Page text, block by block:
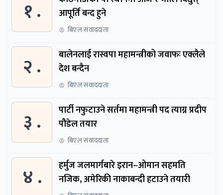
१ .
आपूर्ति बन्द हुने
बिएल संवाददाता
२ .
बालेनलाई रास्वपा महामन्त्रीको जवाफः एक्लैले
देश बन्दैन
बिएल संवाददाता
३ .
पार्टी नफुटाउने सर्तमा महामन्त्री पद त्याग्न प्रदीप
पौडेल तयार
बिएल संवाददाता
४ .
हर्मुज जलमार्गबारे इरान–ओमान सहमति
नजिक, अमेरिकी नाकाबन्दी हटाउने तयारी